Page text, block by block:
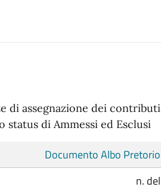
di assegnazione dei contributi
di Ammessi ed Esclusi
Documento Albo Pretorio
n. del